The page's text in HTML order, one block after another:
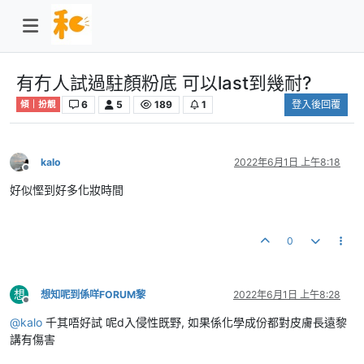
有冇人試過駐顏粉底 可以last到幾耐?
傾｜扮靚 6 5 189 1 登入後回覆
離線
kalo 2022年6月1日 上午8:18
好似慳到好多化妝時間
0
想
離線
想知呢到係咩FORUM黎 2022年6月1日 上午8:28
@kalo 千其唔好試 呢d入侵性既野, 如果係化學成份都對皮膚長遠黎
講有傷害